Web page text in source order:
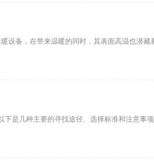
设备，在带来温暖的同时，其表面高温也潜
是几种主要的寻找途径、选择标准和注意事